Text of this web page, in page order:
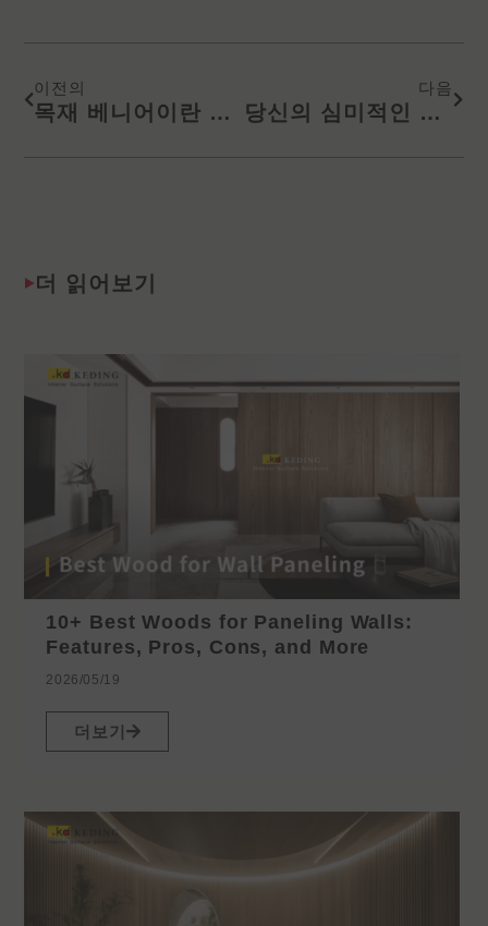
이전의
목재 베니어이란 무엇입니까 : 이점, 용도, 유형 및 선택 방법
다음
당신의 심미적인 인테리어를 위한 텔레비젼 특징 벽면 패널
더 읽어보기
10+ Best Woods for Paneling Walls:
Features, Pros, Cons, and More
2026/05/19
더보기